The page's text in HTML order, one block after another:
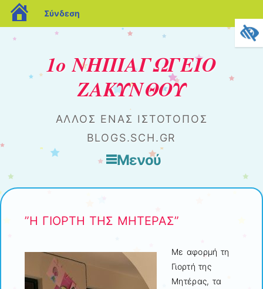
blogs.sch.gr
Σύνδεση
1ο ΝΗΠΙΑΓΩΓΕΙΟ
ΖΑΚΥΝΘΟΥ
ΆΛΛΟΣ ΈΝΑΣ ΙΣΤΌΤΟΠΟΣ
BLOGS.SCH.GR
Μενού
Μετάβαση στο περιεχόμενο
”Η ΓΙΟΡΤΗ ΤΗΣ ΜΗΤΕΡΑΣ”
Με αφορμή τη
Γιορτή της
Μητέρας, τα